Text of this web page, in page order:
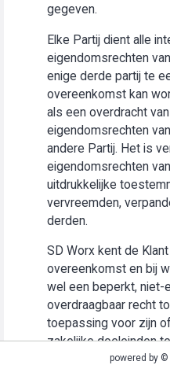
gegeven.
Elke Partij dient alle
eigendomsrechten
enige derde partij te
overeenkomst kan
als een overdracht
eigendomsrechten
andere Partij. Het is
eigendomsrechten
uitdrukkelijke
vervreemden,
derden.
SD Worx kent de
overeenkomst en bij
wel een beperkt, niet-
overdraagbaar recht
toepassing voor zijn
zakelijke doeleinden
(“Gebruiksrecht”).
powered by ©